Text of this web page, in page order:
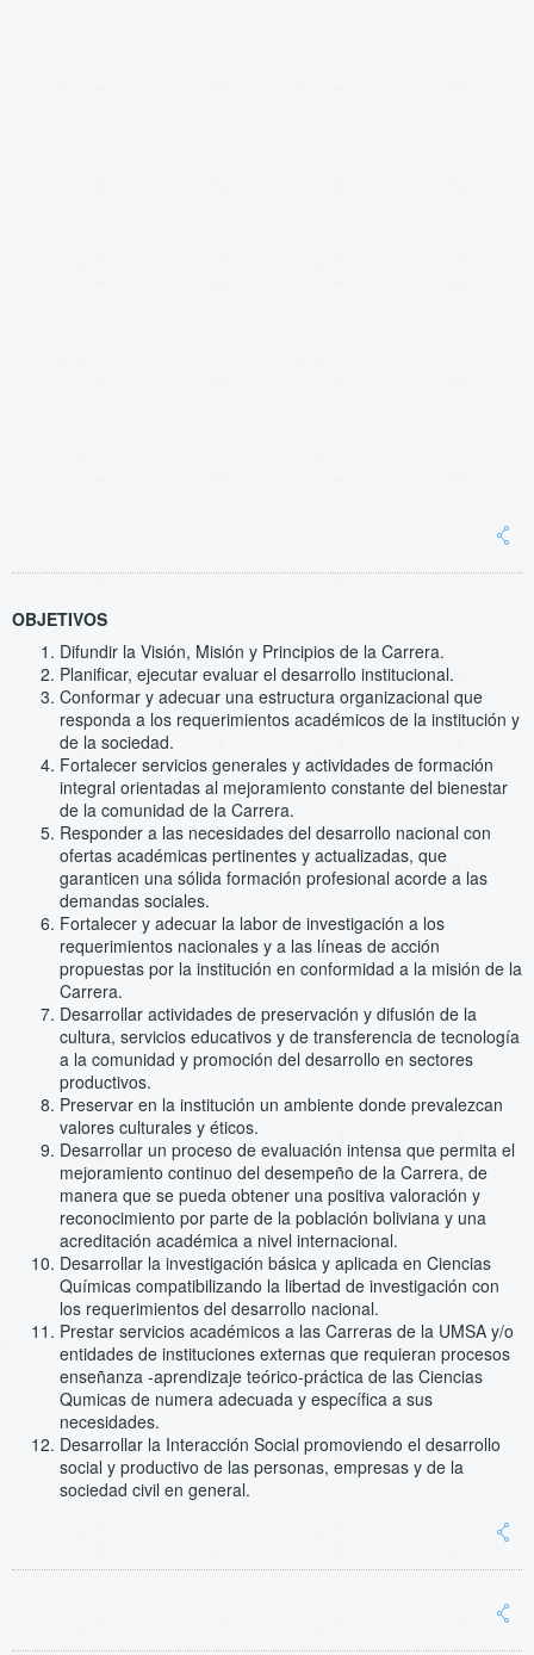
OBJETIVOS
Difundir la Visión, Misión y Principios de la Carrera.
Planificar, ejecutar evaluar el desarrollo institucional.
Conformar y adecuar una estructura organizacional que
responda a los requerimientos académicos de la institución y
de la sociedad.
Fortalecer servicios generales y actividades de formación
integral orientadas al mejoramiento constante del bienestar
de la comunidad de la Carrera.
Responder a las necesidades del desarrollo nacional con
ofertas académicas pertinentes y actualizadas, que
garanticen una sólida formación profesional acorde a las
demandas sociales.
Fortalecer y adecuar la labor de investigación a los
requerimientos nacionales y a las líneas de acción
propuestas por la institución en conformidad a la misión de la
Carrera.
Desarrollar actividades de preservación y difusión de la
cultura, servicios educativos y de transferencia de tecnología
a la comunidad y promoción del desarrollo en sectores
productivos.
Preservar en la institución un ambiente donde prevalezcan
valores culturales y éticos.
Desarrollar un proceso de evaluación intensa que permita el
mejoramiento continuo del desempeño de la Carrera, de
manera que se pueda obtener una positiva valoración y
reconocimiento por parte de la población boliviana y una
acreditación académica a nivel internacional.
Desarrollar la investigación básica y aplicada en Ciencias
Químicas compatibilizando la libertad de investigación con
los requerimientos del desarrollo nacional.
Prestar servicios académicos a las Carreras de la UMSA y/o
entidades de instituciones externas que requieran procesos
enseñanza -aprendizaje teórico-práctica de las Ciencias
Qumicas de numera adecuada y específica a sus
necesidades.
Desarrollar la Interacción Social promoviendo el desarrollo
social y productivo de las personas, empresas y de la
sociedad civil en general.